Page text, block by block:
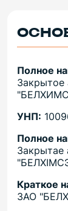
Полное
Закрытое
УНП:
Полное
Закрытае
Краткое
ЗАО